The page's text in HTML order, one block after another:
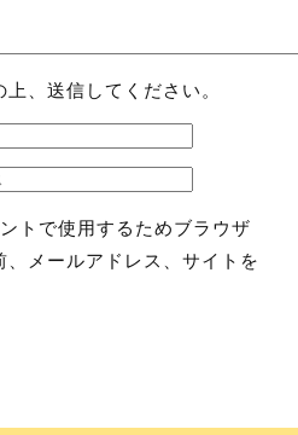
、送信してください。
トで使用するためブラウザ
、メールアドレス、サイトを